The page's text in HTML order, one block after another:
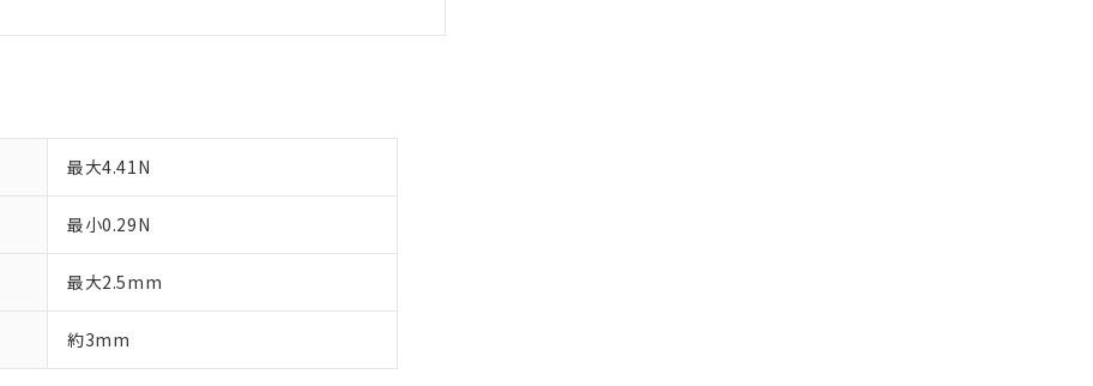
最大4.41N
最小0.29N
最大2.5mm
約3mm